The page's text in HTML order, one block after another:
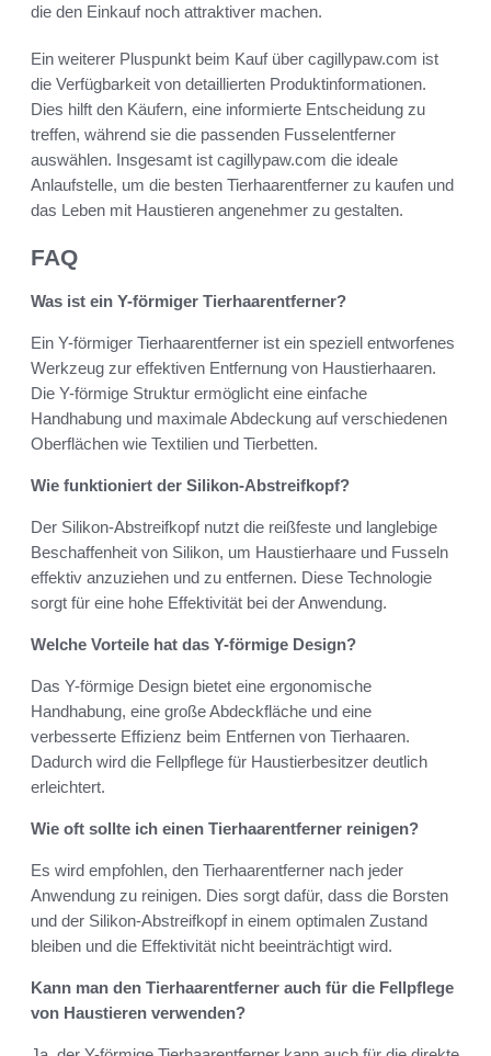
die den Einkauf noch attraktiver machen.
Ein weiterer Pluspunkt beim Kauf über cagillypaw.com ist
die Verfügbarkeit von detaillierten Produktinformationen.
Dies hilft den Käufern, eine informierte Entscheidung zu
treffen, während sie die passenden Fusselentferner
auswählen. Insgesamt ist cagillypaw.com die ideale
Anlaufstelle, um die besten Tierhaarentferner zu kaufen und
das Leben mit Haustieren angenehmer zu gestalten.
FAQ
Was ist ein Y-förmiger Tierhaarentferner?
Ein Y-förmiger Tierhaarentferner ist ein speziell entworfenes
Werkzeug zur effektiven Entfernung von Haustierhaaren.
Die Y-förmige Struktur ermöglicht eine einfache
Handhabung und maximale Abdeckung auf verschiedenen
Oberflächen wie Textilien und Tierbetten.
Wie funktioniert der Silikon-Abstreifkopf?
Der Silikon-Abstreifkopf nutzt die reißfeste und langlebige
Beschaffenheit von Silikon, um Haustierhaare und Fusseln
effektiv anzuziehen und zu entfernen. Diese Technologie
sorgt für eine hohe Effektivität bei der Anwendung.
Welche Vorteile hat das Y-förmige Design?
Das Y-förmige Design bietet eine ergonomische
Handhabung, eine große Abdeckfläche und eine
verbesserte Effizienz beim Entfernen von Tierhaaren.
Dadurch wird die Fellpflege für Haustierbesitzer deutlich
erleichtert.
Wie oft sollte ich einen Tierhaarentferner reinigen?
Es wird empfohlen, den Tierhaarentferner nach jeder
Anwendung zu reinigen. Dies sorgt dafür, dass die Borsten
und der Silikon-Abstreifkopf in einem optimalen Zustand
bleiben und die Effektivität nicht beeinträchtigt wird.
Kann man den Tierhaarentferner auch für die Fellpflege
von Haustieren verwenden?